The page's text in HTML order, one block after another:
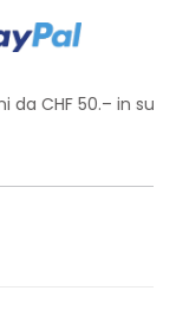
CHF 50.– in su!